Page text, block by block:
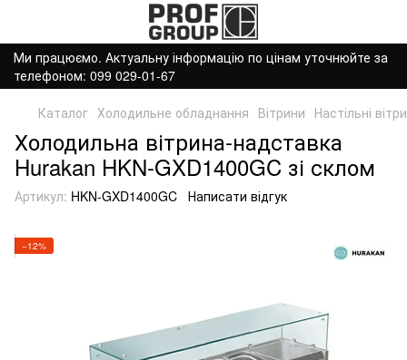
Ми працюємо. Актуальну інформацію по цінам уточнюйте за
телефоном: 099 029-01-67
Каталог Холодильне обладнання Вітрини Настільні
Холодильна вітрина-надставка
Hurakan HKN-GXD1400GC зі склом
Артикул: HKN-GXD1400GC Написати відгук
−12%